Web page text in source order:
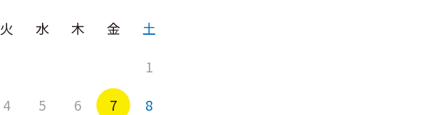
火 水 木 金
土
1
4 5 6 7
8